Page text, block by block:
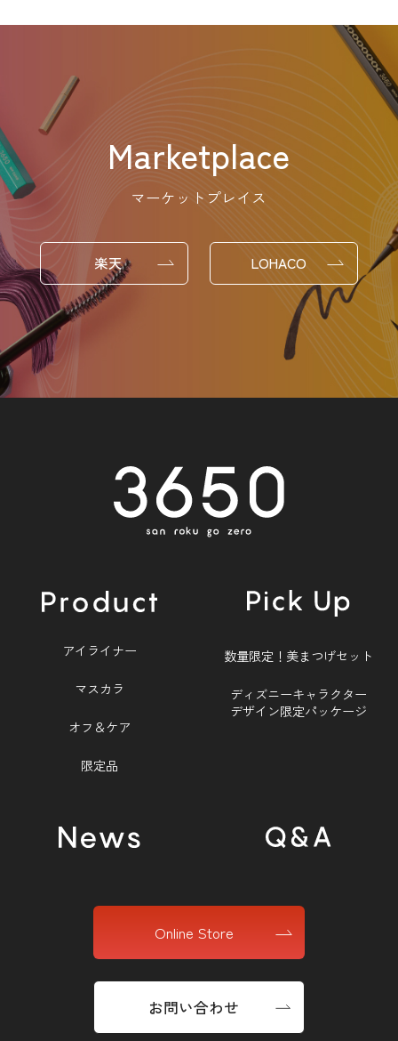
Marketplace
マーケットプレイス
楽天 LOHACO
アイライナー
マスカラ
オフ＆ケア
限定品
数量限定！美まつげセット
ディズニーキャラクター
デザイン限定パッケージ
Online Store
お問い合わせ